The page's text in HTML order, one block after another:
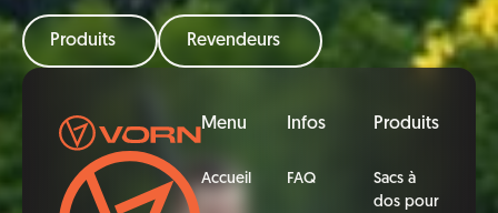
Produits Revendeurs
Pied de page
Menu
Accueil
Infos
FAQ
Produits
Sacs à
dos pour